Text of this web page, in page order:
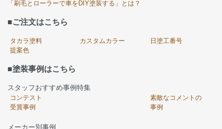
「刷毛とローラーで車をDIY塗装する」とは？
■ご注文はこちら
タカラ塗料
提案色
カスタムカラー 日塗工番号
■塗装事例はこちら
スタッフおすすめ事例特集
コンテスト
受賞事例
素敵なコメントの
事例
メーカー別事例